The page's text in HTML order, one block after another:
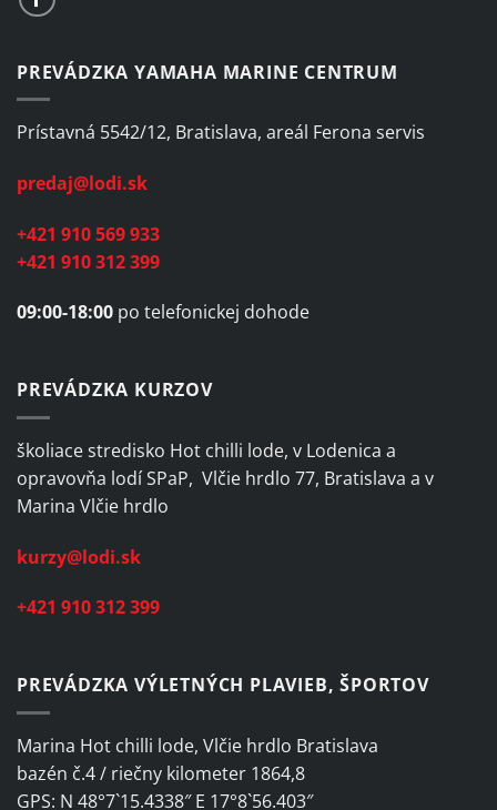
PREVÁDZKA YAMAHA MARINE CENTRUM
Prístavná 5542/12, Bratislava, areál Ferona servis
predaj@lodi.sk
+421 910 569 933
+421 910 312 399
09:00-18:00 po telefonickej dohode
PREVÁDZKA KURZOV
školiace stredisko Hot chilli lode, v Lodenica a
opravovňa lodí SPaP, Vlčie hrdlo 77, Bratislava a v
Marina Vlčie hrdlo
kurzy@lodi.sk
+421 910 312 399
PREVÁDZKA VÝLETNÝCH PLAVIEB, ŠPORTOV
Marina Hot chilli lode, Vlčie hrdlo Bratislava
bazén č.4 / riečny kilometer 1864,8
GPS: N 48°7`15.4338″ E 17°8`56.403″